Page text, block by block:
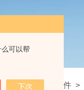
可以帮
>电动阀门附件 >